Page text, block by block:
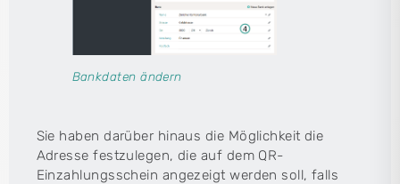
Bankdaten ändern
Sie haben darüber hinaus die Möglichkeit die
Adresse festzulegen, die auf dem QR-
Einzahlungsschein angezeigt werden soll, falls